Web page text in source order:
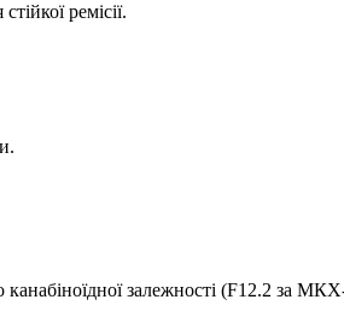
ремісії.
залежності (F12.2 за